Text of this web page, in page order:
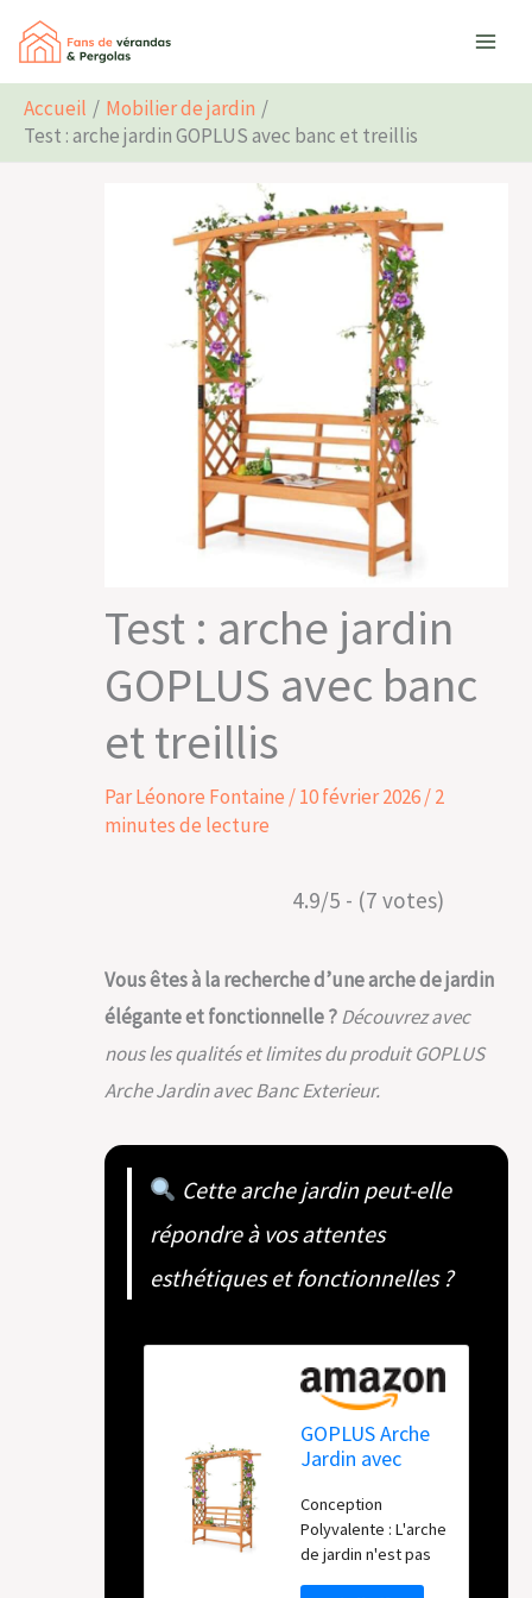
Aller
contenu
Accueil
Mobilier de jardin
Test : arche jardin GOPLUS avec banc et treillis
Test : arche jardin
GOPLUS avec banc
et treillis
ParLéonore Fontaine /10 février 2026/2
minutes de lecture
4.9/5 - (7 votes)
Vous êtes à la recherche d’une arche de jardin
élégante et fonctionnelle ?Découvrez avec
nous les qualités et limites du produit GOPLUS
Arche Jardin avec Banc Exterieur.
Cette arche jardin peut-elle
répondre à vos attentes
esthétiques et fonctionnelles ?
GOPLUS Arche
Jardin avec
Banc et 2 Treillis
pour Plantes
Grimpantes,
Vignes, Raisins,2
Conception
Polyvalente : L'arche
de jardin n'est pas
Rechercher